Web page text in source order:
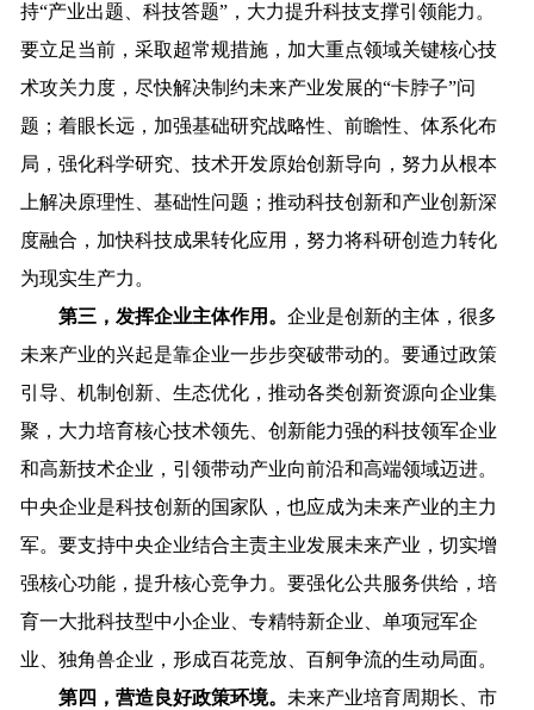
持“产业出题、科技答题”，大力提升科技支撑引领能力。
要立足当前，采取超常规措施，加大重点领域关键核心技
术攻关力度，尽快解决制约未来产业发展的“卡脖子”问
题；着眼长远，加强基础研究战略性、前瞻性、体系化布
局，强化科学研究、技术开发原始创新导向，努力从根本
上解决原理性、基础性问题；推动科技创新和产业创新深
度融合，加快科技成果转化应用，努力将科研创造力转化
为现实生产力。
第三，发挥企业主体作用。企业是创新的主体，很多
未来产业的兴起是靠企业一步步突破带动的。要通过政策
引导、机制创新、生态优化，推动各类创新资源向企业集
聚，大力培育核心技术领先、创新能力强的科技领军企业
和高新技术企业，引领带动产业向前沿和高端领域迈进。
中央企业是科技创新的国家队，也应成为未来产业的主力
军。要支持中央企业结合主责主业发展未来产业，切实增
强核心功能，提升核心竞争力。要强化公共服务供给，培
育一大批科技型中小企业、专精特新企业、单项冠军企
业、独角兽企业，形成百花竞放、百舸争流的生动局面。
第四，营造良好政策环境。 未来产业培育周期长、市